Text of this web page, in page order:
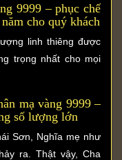
9999 – phục chế
cho quý khách
linh thiêng được
trọng nhất cho mọi
mạ vàng 9999 –
số lượng lớn
Sơn, Nghĩa mẹ như
ra. Thật vậy, Cha